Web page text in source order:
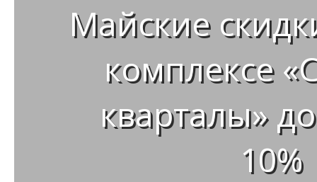
Майские
комплексе
кварталы»
10%